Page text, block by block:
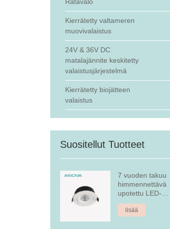
Kierrätetty valtameren
muovivalaistus
24V & 36V DC
matalajännite keskitetty
valaistusjärjestelmä
Kierrätetty biojätteen
valaistus
Suositellut Tuotteet
7 vuoden takuu
himmennettävä
upotettu LED-
alasvalo
lisää